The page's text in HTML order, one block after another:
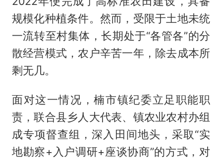
规模化种植条件。然而，受限于土地未统
一流转至村集体，长期处于“各管各”的分
散经营模式，农户辛苦一年，除去成本所
剩无几。
面对这一情况，楠市镇纪委立足职能职
责，联合县乡人大代表、镇农业农村办组
成专项督查组，深入田间地头，采取“实
地勘察+入户调研+座谈协商”的方式，对